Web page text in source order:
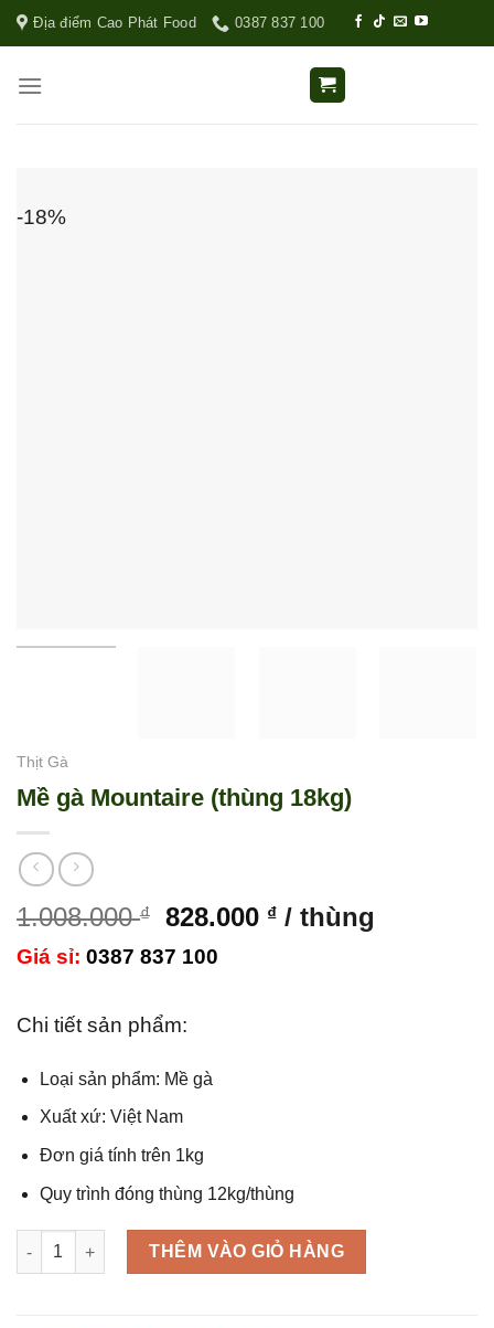
Địa điểm Cao Phát Food 0387 837 100
-18%
Thịt Gà
Mề gà Mountaire (thùng 18kg)
1.008.000₫
Giá
gốc
là:
828.000 ₫Giá
/ thùng
Giá sỉ: 0387 837 100
Chi tiết sản phẩm:
Loại sản phẩm: Mề gà
Xuất xứ: Việt Nam
Đơn giá tính trên 1kg
Quy trình đóng thùng 12kg/thùng
Mề gà Mountaire (thùng 18kg) số lượng
THÊM VÀO GIỎ HÀNG